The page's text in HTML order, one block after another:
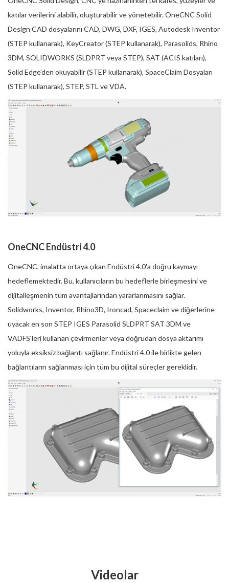
katılar verilerini alabilir, oluşturabilir ve yönetebilir. OneCNC Solid
Design CAD dosyalarını CAD, DWG, DXF, IGES, Autodesk Inventor
(STEP kullanarak), KeyCreator (STEP kullanarak), Parasolids, Rhino
3DM, SOLIDWORKS (SLDPRT veya STEP), SAT (ACIS katıları),
Solid Edge'den okuyabilir (STEP kullanarak), SpaceClaim Dosyaları
(STEP kullanarak), STEP, STL ve VDA.
OneCNC Endüstri 4.0
OneCNC, imalatta ortaya çıkan Endüstri 4.0'a doğru kaymayı
hedeflemektedir. Bu, kullanıcıların bu hedeflerle birleşmesini ve
dijitalleşmenin tüm avantajlarından yararlanmasını sağlar.
Solidworks, Inventor, Rhino3D, Ironcad, Spaceclaim ve diğerlerine
uyacak en son STEP IGES Parasolid SLDPRT SAT 3DM ve
VADFS'leri kullanan çevirmenler veya doğrudan dosya aktarımı
yoluyla eksiksiz bağlantı sağlanır. Endüstri 4.0 ile birlikte gelen
bağlantıların sağlanması için tüm bu dijital süreçler gereklidir.
Videolar